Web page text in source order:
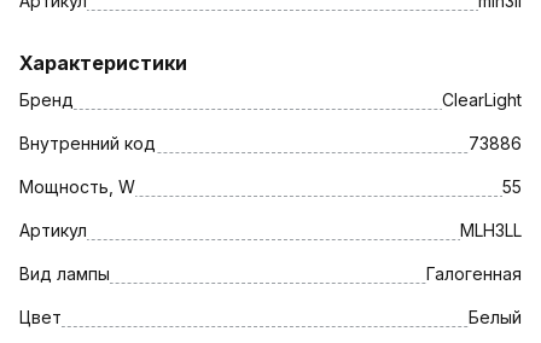
Характеристики
Бренд ClearLight
Внутренний код 73886
Мощность, W 55
Артикул MLH3LL
Вид лампы Галогенная
Цвет Белый